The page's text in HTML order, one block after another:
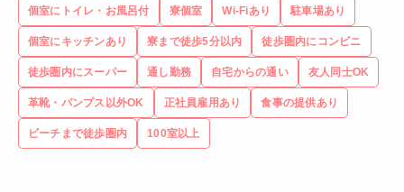
個室にトイレ・お風呂付 寮個室 Wi-Fiあり 駐車場あり
個室にキッチンあり 寮まで徒歩5分以内 徒歩圏内にコンビニ
徒歩圏内にスーパー 通し勤務 自宅からの通い 友人同士OK
革靴・パンプス以外OK 正社員雇用あり 食事の提供あり
ビーチまで徒歩圏内 100室以上